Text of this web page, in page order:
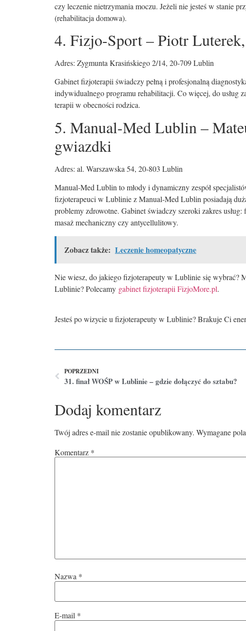
czy leczenie nietrzymania moczu. Jeżeli nie jesteś w stanie
(rehabilitacja domowa).
4. Fizjo-Sport – Piotr
Adres: Zygmunta Krasińskiego 2/14, 20-709 Lublin
Gabinet fizjoterapii świadczy pełną i profesjonalną
indywidualnego programu rehabilitacji. Co więcej, do usług
terapii w obecności rodzica.
5. Manual-Med Lublin –
gwiazdki
Adres: al. Warszawska 54, 20-803 Lublin
Manual-Med Lublin to młody i dynamiczny zespół
fizjoterapeuci w Lublinie z Manual-Med Lublin posiadają
problemy zdrowotne. Gabinet świadczy szeroki zakres
masaż mechaniczny czy antycellulitowy.
Zobacz także: Leczenie homeopatyczne
Nie wiesz, do jakiego fizjoterapeuty w Lublinie się wybrać?
Lublinie? Polecamy gabinet fizjoterapii FizjoMore.pl.
Jesteś po wizycie u fizjoterapeuty w Lublinie? Brakuje Ci
POPRZEDNI
31. finał WOŚP w Lublinie – gdzie dołączyć do sztabu?
Dodaj komentarz
Twój adres e-mail nie zostanie opublikowany. Wymagane
Komentarz *
Nazwa *
E-mail *